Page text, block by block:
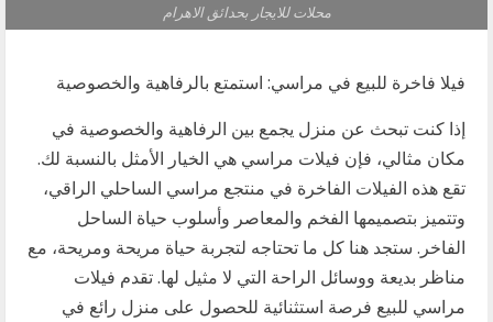
محلات للايجار بحدائق الاهرام
فيلا فاخرة للبيع في مراسي: استمتع بالرفاهية والخصوصية
إذا كنت تبحث عن منزل يجمع بين الرفاهية والخصوصية في
مكان مثالي، فإن فيلات مراسي هي الخيار الأمثل بالنسبة لك.
تقع هذه الفيلات الفاخرة في منتجع مراسي الساحلي الراقي،
وتتميز بتصميمها الفخم والمعاصر وأسلوب حياة الساحل
الفاخر. ستجد هنا كل ما تحتاجه لتجربة حياة مريحة ومريحة، مع
مناظر بديعة ووسائل الراحة التي لا مثيل لها. تقدم فيلات
مراسي للبيع فرصة استثنائية للحصول على منزل رائع في